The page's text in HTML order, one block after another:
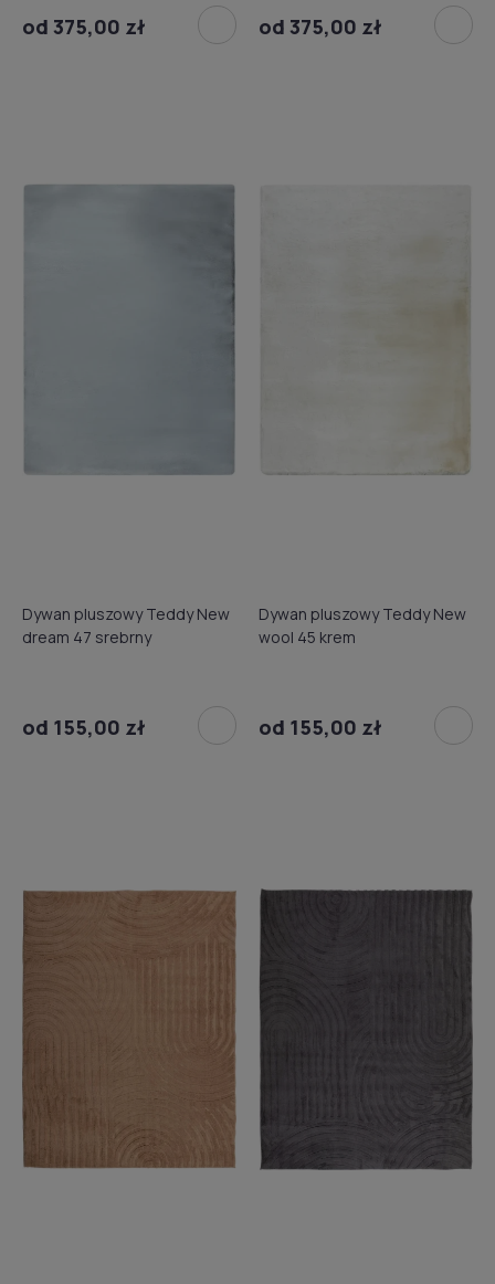
od 375,00 zł od 375,00 zł
Dywan pluszowy Teddy New
dream 47 srebrny
od 155,00 zł
Dywan pluszowy Teddy New
wool 45 krem
od 155,00 zł